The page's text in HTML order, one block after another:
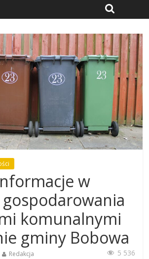
w
komunalnymi
gminy Bobowa
Redakcja 5 536